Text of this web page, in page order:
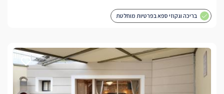
בחורף
איזור החוץ הפרטי של הסוויטה
כבר ביציאתכם אל החצר תפגשו בבריכת השחיה המרהיבה,
שקועה ומעוצבת עם תאורה תוך מימית, מחוממת ומקורה בחודשי
בריכה וגקוזי ספא בפרטיות מוחלטת